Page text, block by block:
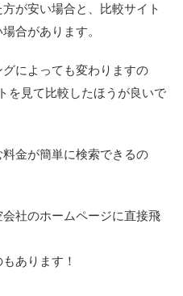
が安い場合と、比較サイト
合があります。
によっても変わりますの
を見て比較したほうが良いで
金が簡単に検索できるの
社のホームページに直接飛
あります！